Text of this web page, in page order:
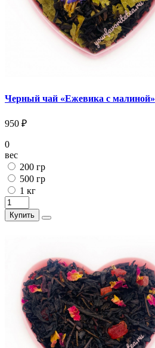
Черный чай «Ежевика с малиной»
950 ₽
0
вес
200 гр
500 гр
1 кг
Купить